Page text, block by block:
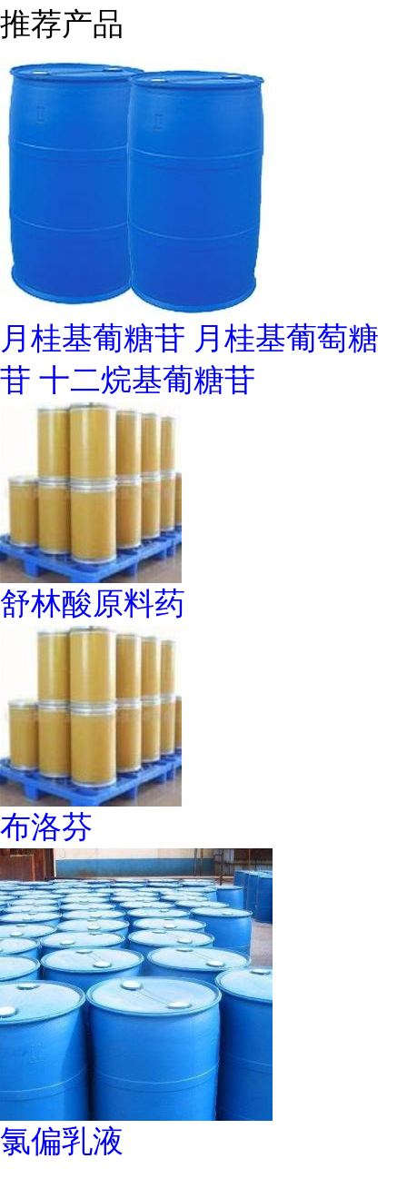
推荐产品
月桂基葡糖苷 月桂基葡萄糖
苷 十二烷基葡糖苷
舒林酸原料药
布洛芬
氯偏乳液